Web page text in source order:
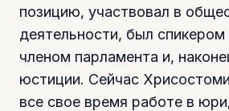
позицию, участвовал в
деятельности, был спикером
членом парламента и,
юстиции. Сейчас
все свое время работе в